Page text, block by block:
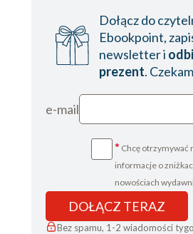
Dołącz do
Ebookpoint,
newsletter i
prezent.
e-mail
* Chcę otrzymywać
informacje o
nowościach
DOŁĄCZ TERAZ
Bez spamu, 1-2 wiadomości